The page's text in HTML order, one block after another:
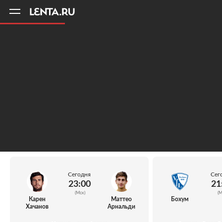
Карен
Хачанов
Сегодня
23:00
(Мск)
Маттео
Арнальди
Бохум